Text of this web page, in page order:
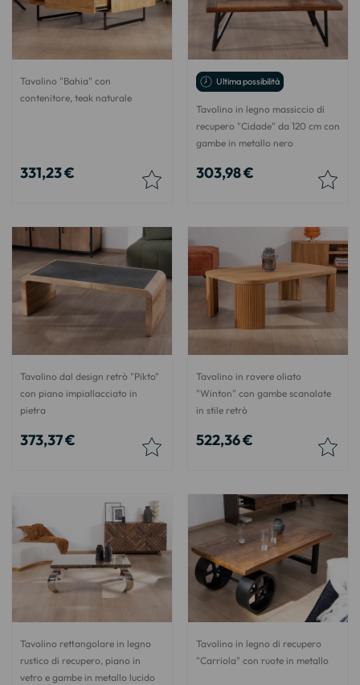
Tavolino "Bahia" con
contenitore, teak naturale
331,23 €
Ultima possibilità
Tavolino in legno massiccio di
recupero "Cidade" da 120 cm con
gambe in metallo nero
303,98 €
Tavolino dal design retrò "Pikto"
con piano impiallacciato in
pietra
373,37 €
Tavolino in rovere oliato
"Winton" con gambe scanalate
in stile retrò
522,36 €
Tavolino rettangolare in legno
rustico di recupero, piano in
vetro e gambe in metallo lucido
Tavolino in legno di recupero
"Carriola" con ruote in metallo